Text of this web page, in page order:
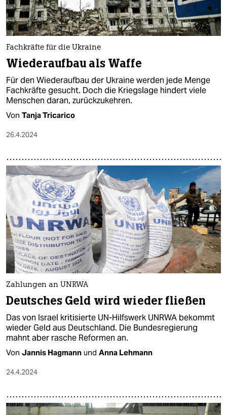
Fachkräfte für die Ukraine
Wiederaufbau als Waffe
Für den Wiederaufbau der Ukraine werden jede Menge
Fachkräfte gesucht. Doch die Kriegslage hindert viele
Menschen daran, zurückzukehren.
Von Tanja Tricarico
26.4.2024
Zahlungen an UNRWA
Deutsches Geld wird wieder fließen
Das von Israel kritisierte UN-Hilfswerk UNRWA bekommt
wieder Geld aus Deutschland. Die Bundesregierung
mahnt aber rasche Reformen an.
Von Jannis Hagmann und Anna Lehmann
24.4.2024